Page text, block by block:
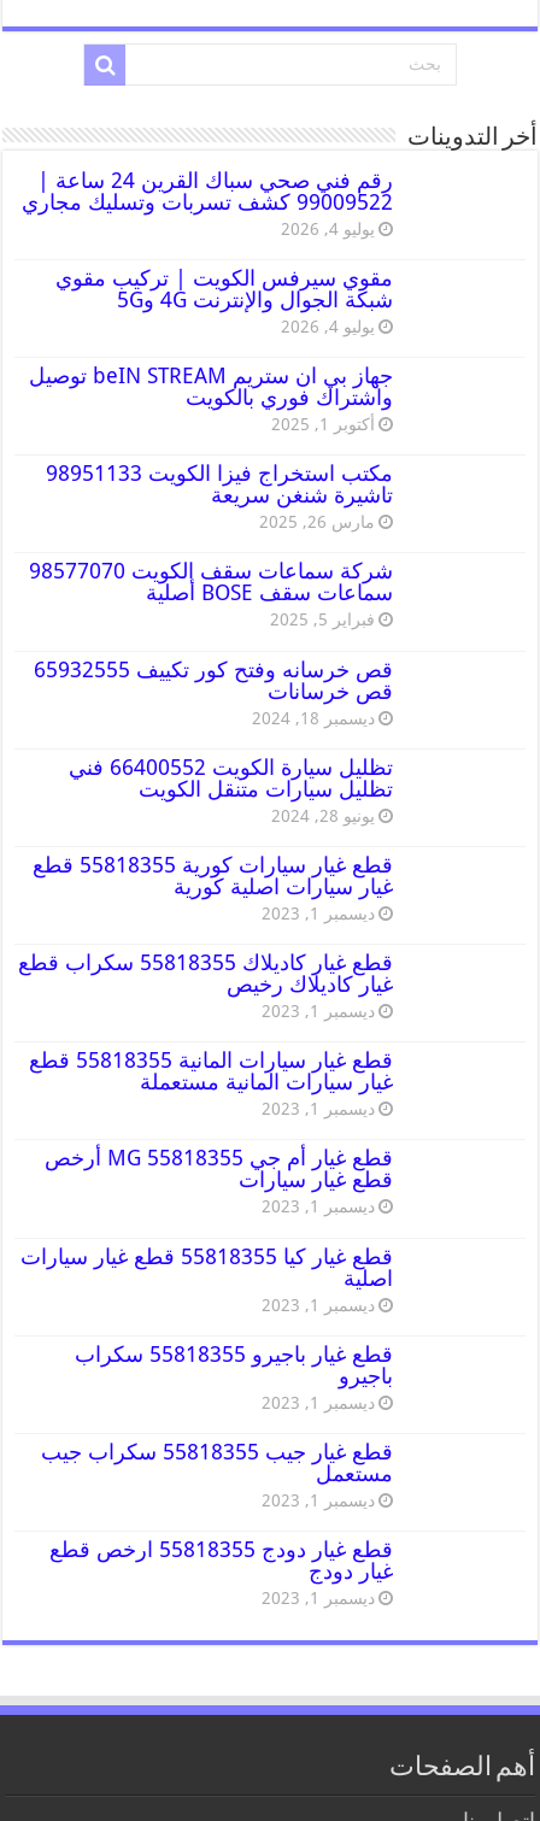
أخر التدوينات
رقم فني صحي سباك القرين 24 ساعة |
99009522 كشف تسربات وتسليك مجاري
يوليو 4, 2026
مقوي سيرفس الكويت | تركيب مقوي
شبكة الجوال والإنترنت 4G و5G
يوليو 4, 2026
جهاز بي ان ستريم beIN STREAM توصيل
واشتراك فوري بالكويت
أكتوبر 1, 2025
مكتب استخراج فيزا الكويت 98951133
تاشيرة شنغن سريعة
مارس 26, 2025
شركة سماعات سقف الكويت 98577070
سماعات سقف BOSE أصلية
فبراير 5, 2025
قص خرسانه وفتح كور تكييف 65932555
قص خرسانات
ديسمبر 18, 2024
تظليل سيارة الكويت 66400552 فني
تظليل سيارات متنقل الكويت
يونيو 28, 2024
قطع غيار سيارات كورية 55818355 قطع
غيار سيارات اصلية كورية
ديسمبر 1, 2023
قطع غيار كاديلاك 55818355 سكراب قطع
غيار كاديلاك رخيص
ديسمبر 1, 2023
قطع غيار سيارات المانية 55818355 قطع
غيار سيارات المانية مستعملة
ديسمبر 1, 2023
قطع غيار أم جي MG 55818355 أرخص
قطع غيار سيارات
ديسمبر 1, 2023
قطع غيار كيا 55818355 قطع غيار سيارات
اصلية
ديسمبر 1, 2023
قطع غيار باجيرو 55818355 سكراب
باجيرو
ديسمبر 1, 2023
قطع غيار جيب 55818355 سكراب جيب
مستعمل
ديسمبر 1, 2023
قطع غيار دودج 55818355 ارخص قطع
غيار دودج
ديسمبر 1, 2023
أهم الصفحات